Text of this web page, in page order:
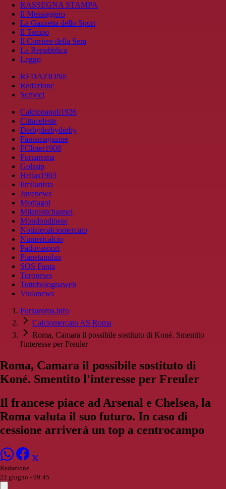
RASSEGNA STAMPA
Il Messaggero
La Gazzetta dello Sport
Il Tempo
Il Corriere della Sera
La Repubblica
Leggo
REDAZIONE
Redazione
Scrivici
Calcionapoli1926
Cittaceleste
Derbyderbyderby
Fantamagazine
FCInter1908
Forzaroma
Golssip
Hellas1903
Ilmilanista
Juvenews
Mediagol
Milanistichannel
Mondoudinese
Notiziecalciomercato
Numericalcio
Padovasport
Pianetamilan
SOS Fanta
Toronews
Tuttobolognaweb
Violanews
Forzaroma.info
Calciomercato AS Roma
Roma, Camara il possibile sostituto di Koné. Smentito
l'interesse per Freuler
Roma, Camara il possibile sostituto di
Koné. Smentito l'interesse per Freuler
Il francese piace ad Arsenal e Chelsea, la
Roma valuta il suo futuro. In caso di
cessione arriverà un top a centrocampo
Redazione
22 giugno - 09:45